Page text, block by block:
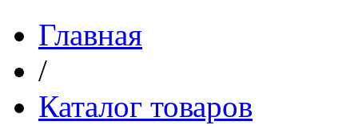
Главная
/
Каталог товаров